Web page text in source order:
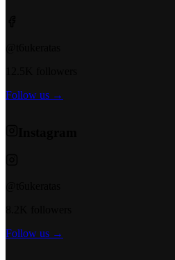
Follow us →
Follow us →